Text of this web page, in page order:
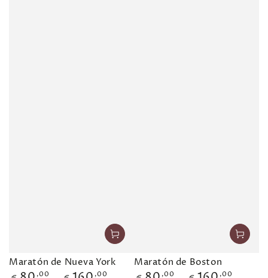
Maratón de Nueva York
Precio ,00 ,00
Maratón de Boston
Precio ,00 ,00